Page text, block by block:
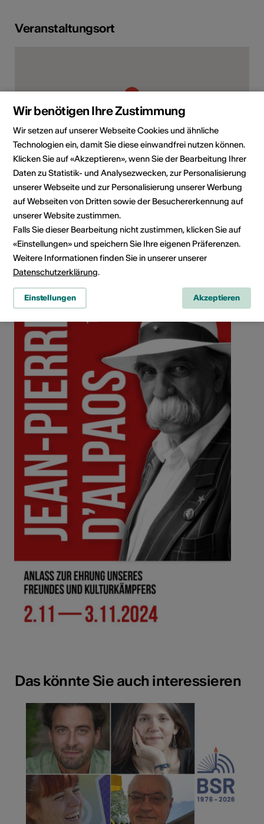
Veranstaltungsort
Furkastrasse 14, 3900 Brig
Route planen
ÖV Fahrplan
Das könnte Sie auch interessieren
Wir benötigen Ihre Zustimmung
Wir setzen auf unserer Webseite Cookies und ähnliche
Technologien ein, damit Sie diese einwandfrei nutzen können.
Klicken Sie auf «Akzeptieren», wenn Sie der Bearbeitung Ihrer
Daten zu Statistik- und Analysezwecken, zur Personalisierung
unserer Webseite und zur Personalisierung unserer Werbung
auf Webseiten von Dritten sowie der Besuchererkennung auf
unserer Website zustimmen.
Falls Sie dieser Bearbeitung nicht zustimmen, klicken Sie auf
«Einstellungen» und speichern Sie Ihre eigenen Präferenzen.
Weitere Informationen finden Sie in unserer unserer
Datenschutzerklärung.
Einstellungen Akzeptieren